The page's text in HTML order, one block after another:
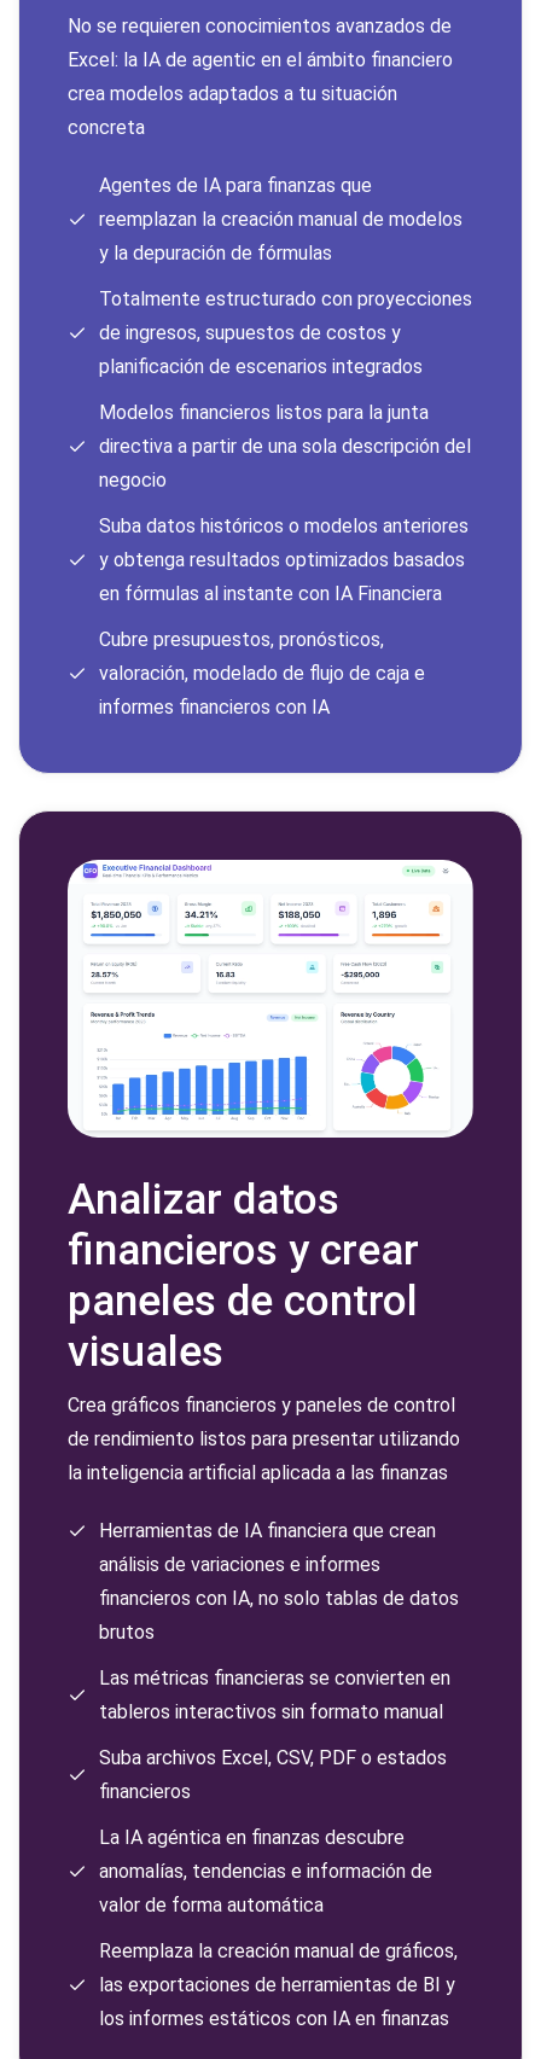
No se requieren conocimientos avanzados de
Excel: la IA de agentic en el ámbito financiero
crea modelos adaptados a tu situación
concreta
Agentes de IA para finanzas que
reemplazan la creación manual de modelos
y la depuración de fórmulas
Totalmente estructurado con proyecciones
de ingresos, supuestos de costos y
planificación de escenarios integrados
Modelos financieros listos para la junta
directiva a partir de una sola descripción del
negocio
Suba datos históricos o modelos anteriores
y obtenga resultados optimizados basados
en fórmulas al instante con IA Financiera
Cubre presupuestos, pronósticos,
valoración, modelado de flujo de caja e
informes financieros con IA
Analizar datos
financieros y crear
paneles de control
visuales
Crea gráficos financieros y paneles de control
de rendimiento listos para presentar utilizando
la inteligencia artificial aplicada a las finanzas
Herramientas de IA financiera que crean
análisis de variaciones e informes
financieros con IA, no solo tablas de datos
brutos
Las métricas financieras se convierten en
tableros interactivos sin formato manual
Suba archivos Excel, CSV, PDF o estados
financieros
La IA agéntica en finanzas descubre
anomalías, tendencias e información de
valor de forma automática
Reemplaza la creación manual de gráficos,
las exportaciones de herramientas de BI y
los informes estáticos con IA en finanzas